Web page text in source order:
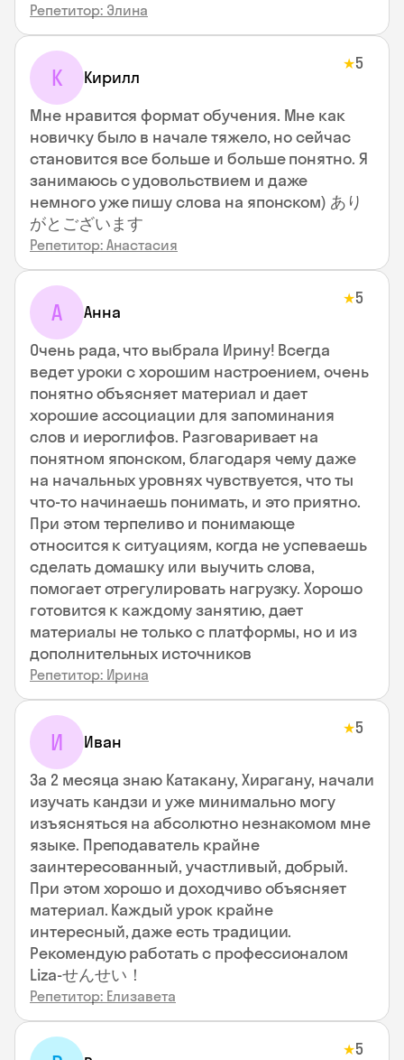
Репетитор: Элина
К Кирилл
★5
Мне нравится формат обучения. Мне как
новичку было в начале тяжело, но сейчас
становится все больше и больше понятно. Я
занимаюсь с удовольствием и даже
немного уже пишу слова на японском) あり
がとございます
Репетитор: Анастасия
А Анна
★5
Очень рада, что выбрала Ирину! Всегда
ведет уроки с хорошим настроением, очень
понятно объясняет материал и дает
хорошие ассоциации для запоминания
слов и иероглифов. Разговаривает на
понятном японском, благодаря чему даже
на начальных уровнях чувствуется, что ты
что-то начинаешь понимать, и это приятно.
При этом терпеливо и понимающе
относится к ситуациям, когда не успеваешь
сделать домашку или выучить слова,
помогает отрегулировать нагрузку. Хорошо
готовится к каждому занятию, дает
материалы не только с платформы, но и из
дополнительных источников
Репетитор: Ирина
И Иван
★5
За 2 месяца знаю Катакану, Хирагану, начали
изучать кандзи и уже минимально могу
изъясняться на абсолютно незнакомом мне
языке. Преподаватель крайне
заинтересованный, участливый, добрый.
При этом хорошо и доходчиво объясняет
материал. Каждый урок крайне
интересный, даже есть традиции.
Рекомендую работать с профессионалом
Liza-せんせい！
Репетитор: Елизавета
★5